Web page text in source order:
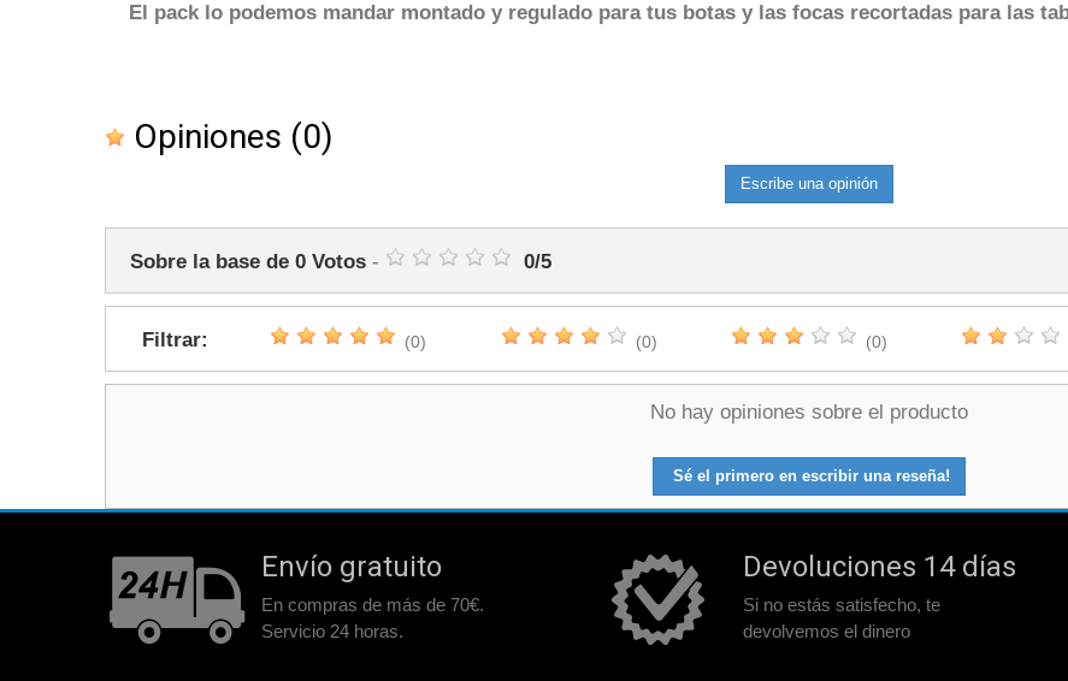
El pack lo podemos mandar montado y regulado para tus botas y las focas recortadas para las
Opiniones (0)
Escribe una opinión
Sobre la base de 0 Votos - 0/5
Filtrar: (0) (0) (0)
No hay opiniones sobre el producto
Sé el primero en escribir una reseña!
Envío gratuito
En compras de más de 70€.
Servicio 24 horas.
Devoluciones 14 días
Si no estás satisfecho, te
devolvemos el dinero